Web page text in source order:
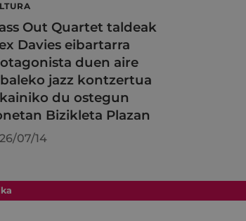
Out Quartet taldeak
Davies eibartarra
duen aire
jazz kontzertua
du ostegun
Bizikleta Plazan
07/14